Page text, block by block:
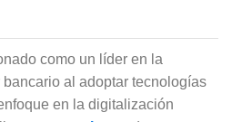
como un líder en la
al adoptar tecnologías
en la digitalización